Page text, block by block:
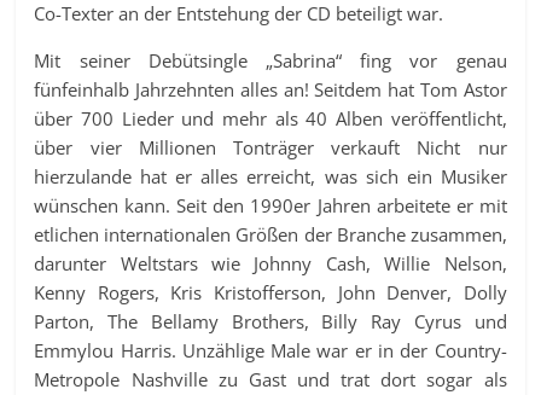
Co-Texter an der Entstehung der CD beteiligt war.
Mit seiner Debütsingle „Sabrina“ fing vor genau
fünfeinhalb Jahrzehnten alles an! Seitdem hat Tom Astor
über 700 Lieder und mehr als 40 Alben veröffentlicht,
über vier Millionen Tonträger verkauft Nicht nur
hierzulande hat er alles erreicht, was sich ein Musiker
wünschen kann. Seit den 1990er Jahren arbeitete er mit
etlichen internationalen Größen der Branche zusammen,
darunter Weltstars wie Johnny Cash, Willie Nelson,
Kenny Rogers, Kris Kristofferson, John Denver, Dolly
Parton, The Bellamy Brothers, Billy Ray Cyrus und
Emmylou Harris. Unzählige Male war er in der Country-
Metropole Nashville zu Gast und trat dort sogar als